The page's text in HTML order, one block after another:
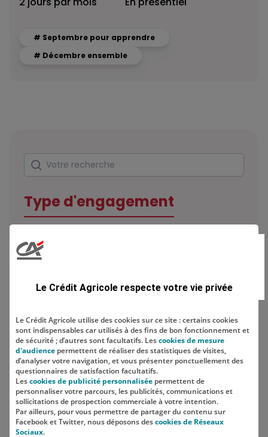
# Septembre pour apprendre
# Décembre ensemble
Rechercher
Votre recherche
Type d'engagement
Localisation
Le Crédit Agricole respecte votre vie privée
Le Crédit Agricole utilise des cookies sur ce site : certains cookies
sont indispensables car utilisés à des fins de bon fonctionnement et
de sécurité ; d’autres sont facultatifs. Lescookies de mesure
d'audience permettent de réaliser des statistiques de visites,
d’analyser votre navigation, et vous présenter ponctuellement des
questionnaires de satisfaction facultatifs.
Lescookies de publicité personnalisée permettent de
personnaliser votre parcours, les publicités, communications et
sollicitations de prospection commerciale à votre intention.
Par ailleurs, pour vous permettre de partager du contenu sur
Facebook et Twitter, nous déposons descookies de Réseaux
Sociaux.